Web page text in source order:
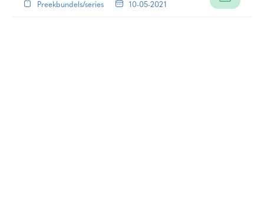
Preekbundels/series
10-05-2021